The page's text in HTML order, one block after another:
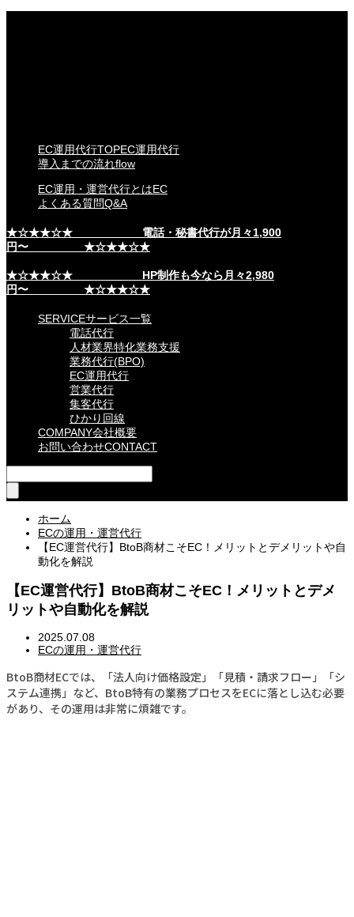
EC運用代行TOPEC運用代行
導入までの流れflow
EC運用・運営代行とはEC
よくある質問Q&A
★☆★★☆★ 電話・秘書代行が月々1,900
円〜 ★☆★★☆★
★☆★★☆★ HP制作も今なら月々2,980
円〜 ★☆★★☆★
SERVICEサービス一覧
電話代行
人材業界特化業務支援
業務代行(BPO)
EC運用代行
営業代行
集客代行
ひかり回線
COMPANY会社概要
お問い合わせCONTACT
ホーム
ECの運用・運営代行
【EC運営代行】BtoB商材こそEC！メリットとデメリットや自
動化を解説
【EC運営代行】BtoB商材こそEC！メリットとデメ
リットや自動化を解説
2025.07.08
ECの運用・運営代行
BtoB商材ECでは、「法人向け価格設定」「見積・請求フロー」「シ
ステム連携」など、BtoB特有の業務プロセスをECに落とし込む必要
があり、その運用は非常に煩雑です。